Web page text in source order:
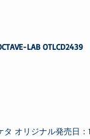
LAB OTLCD2439
オリジナル発売日